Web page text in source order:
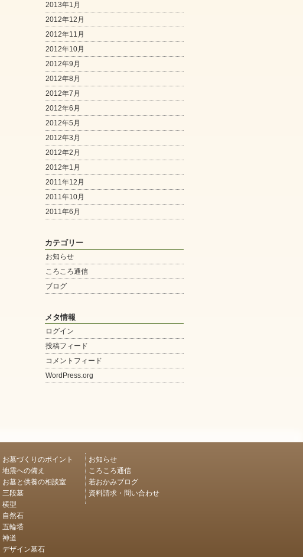
2013年1月
2012年12月
2012年11月
2012年10月
2012年9月
2012年8月
2012年7月
2012年6月
2012年5月
2012年3月
2012年2月
2012年1月
2011年12月
2011年10月
2011年6月
カテゴリー
お知らせ
ころころ通信
ブログ
メタ情報
ログイン
投稿フィード
コメントフィード
WordPress.org
お墓づくりのポイント
地震への備え
お墓と供養の相談室
三段墓
横型
自然石
五輪塔
神道
デザイン墓石
お知らせ
ころころ通信
若おかみブログ
資料請求・問い合わせ